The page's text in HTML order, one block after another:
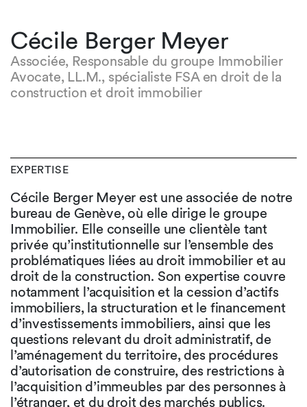
Cécile Berger Meyer
Associée, Responsable du groupe Immobilier
Avocate, LL.M., spécialiste FSA en droit de la
construction et droit immobilier
EXPERTISE
Cécile Berger Meyer est une associée de notre
bureau de Genève, où elle dirige le groupe
Immobilier. Elle conseille une clientèle tant
privée qu’institutionnelle sur l’ensemble des
problématiques liées au droit immobilier et au
droit de la construction. Son expertise couvre
notamment l’acquisition et la cession d’actifs
immobiliers, la structuration et le financement
d’investissements immobiliers, ainsi que les
questions relevant du droit administratif, de
l’aménagement du territoire, des procédures
d’autorisation de construire, des restrictions à
l’acquisition d’immeubles par des personnes à
l’étranger, et du droit des marchés publics.